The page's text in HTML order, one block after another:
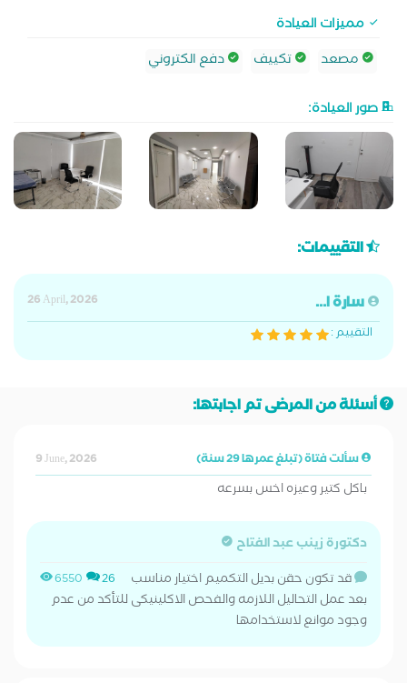
مميزات العيادة
مصعد
تكييف دفع الكتروني
صور العيادة:
التقييمات:
سارة ا...
26 April, 2026
التقييم :
أسئلة من المرضى تم اجابتها:
سألت فتاة (تبلغ عمرها 29 سنة) 9 June, 2026
باكل كتير وعيزه اخس بسرعه
دكتورة زينب عبد الفتاح
6550 26
قد تكون حقن بديل التكميم اختيار مناسب
بعد عمل التحاليل اللازمه والفحص الاكلينيكى للتأكد من عدم
وجود موانع لاستخدامها